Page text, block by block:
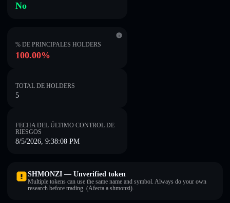
No
% DE PRINCIPALES HOLDERS
100.00%
TOTAL DE HOLDERS
5
FECHA DEL ÚLTIMO CONTROL DE
RIESGOS
8/5/2026, 9:38:08 PM
SHMONZI — Unverified token
Multiple tokens can use the same name and symbol. Always do your own
research before trading. (Afecta a shmonzi).